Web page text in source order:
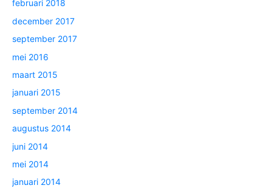
februari 2018
december 2017
september 2017
mei 2016
maart 2015
januari 2015
september 2014
augustus 2014
juni 2014
mei 2014
januari 2014